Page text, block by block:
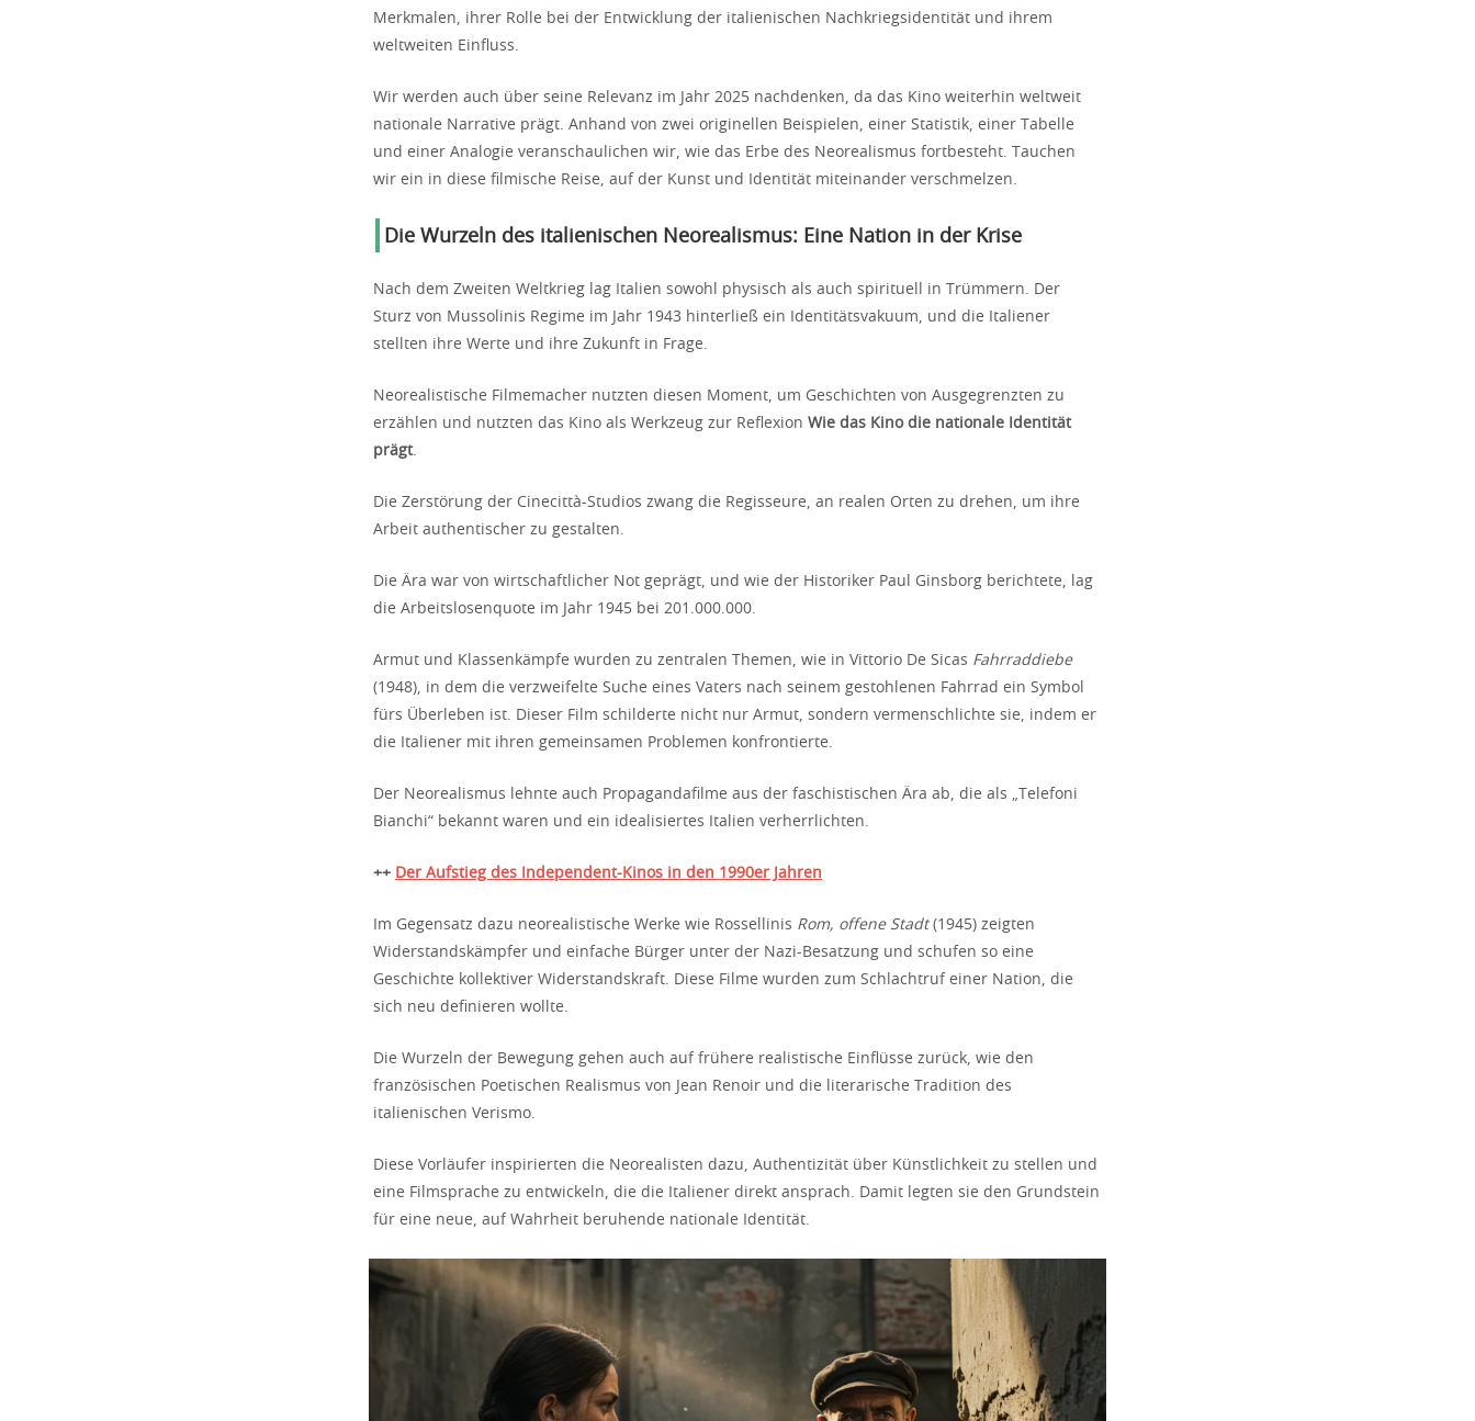
Merkmalen, ihrer Rolle bei der Entwicklung der italienischen Nachkriegsidentität und ihrem
weltweiten Einfluss.
Wir werden auch über seine Relevanz im Jahr 2025 nachdenken, da das Kino weiterhin weltweit
nationale Narrative prägt. Anhand von zwei originellen Beispielen, einer Statistik, einer Tabelle
und einer Analogie veranschaulichen wir, wie das Erbe des Neorealismus fortbesteht. Tauchen
wir ein in diese filmische Reise, auf der Kunst und Identität miteinander verschmelzen.
Die Wurzeln des italienischen Neorealismus: Eine Nation in der Krise
Nach dem Zweiten Weltkrieg lag Italien sowohl physisch als auch spirituell in Trümmern. Der
Sturz von Mussolinis Regime im Jahr 1943 hinterließ ein Identitätsvakuum, und die Italiener
stellten ihre Werte und ihre Zukunft in Frage.
Neorealistische Filmemacher nutzten diesen Moment, um Geschichten von Ausgegrenzten zu
erzählen und nutzten das Kino als Werkzeug zur Reflexion Wie das Kino die nationale Identität
prägt.
Die Zerstörung der Cinecittà-Studios zwang die Regisseure, an realen Orten zu drehen, um ihre
Arbeit authentischer zu gestalten.
Die Ära war von wirtschaftlicher Not geprägt, und wie der Historiker Paul Ginsborg berichtete, lag
die Arbeitslosenquote im Jahr 1945 bei 201.000.000.
Armut und Klassenkämpfe wurden zu zentralen Themen, wie in Vittorio De Sicas Fahrraddiebe
(1948), in dem die verzweifelte Suche eines Vaters nach seinem gestohlenen Fahrrad ein Symbol
fürs Überleben ist. Dieser Film schilderte nicht nur Armut, sondern vermenschlichte sie, indem er
die Italiener mit ihren gemeinsamen Problemen konfrontierte.
Der Neorealismus lehnte auch Propagandafilme aus der faschistischen Ära ab, die als „Telefoni
Bianchi“ bekannt waren und ein idealisiertes Italien verherrlichten.
++ Der Aufstieg des Independent-Kinos in den 1990er Jahren
Im Gegensatz dazu neorealistische Werke wie Rossellinis Rom, offene Stadt(1945) zeigten
Widerstandskämpfer und einfache Bürger unter der Nazi-Besatzung und schufen so eine
Geschichte kollektiver Widerstandskraft. Diese Filme wurden zum Schlachtruf einer Nation, die
sich neu definieren wollte.
Die Wurzeln der Bewegung gehen auch auf frühere realistische Einflüsse zurück, wie den
französischen Poetischen Realismus von Jean Renoir und die literarische Tradition des
italienischen Verismo.
Diese Vorläufer inspirierten die Neorealisten dazu, Authentizität über Künstlichkeit zu stellen und
eine Filmsprache zu entwickeln, die die Italiener direkt ansprach. Damit legten sie den Grundstein
für eine neue, auf Wahrheit beruhende nationale Identität.